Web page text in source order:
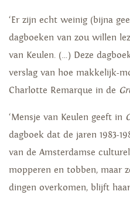
‘Er zijn echt weinig (bijna
dagboeken van zou willen
van Keulen. (…) Deze
verslag van hoe makkelijk-
Charlotte Remarque in de
‘Mensje van Keulen geeft in
dagboek dat de jaren 1983-
van de Amsterdamse
mopperen en tobben, maar
dingen overkomen, blijft